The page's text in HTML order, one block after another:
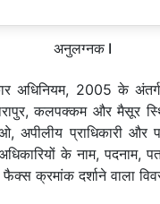
अनुलग्नक I
अधिनियम, 2005 के
कलपक्कम और मैसूर
प्राधिकारी और
के नाम, पदनाम,
क्रमांक दर्शाने वाला